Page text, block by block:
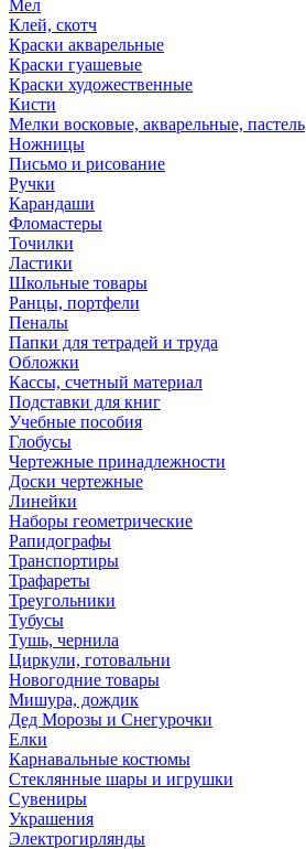
Мел
Клей, скотч
Краски акварельные
Краски гуашевые
Краски художественные
Кисти
Мелки восковые, акварельные, пастель
Ножницы
Письмо и рисование
Ручки
Карандаши
Фломастеры
Точилки
Ластики
Школьные товары
Ранцы, портфели
Пеналы
Папки для тетрадей и труда
Обложки
Кассы, счетный материал
Подставки для книг
Учебные пособия
Глобусы
Чертежные принадлежности
Доски чертежные
Линейки
Наборы геометрические
Рапидографы
Транспортиры
Трафареты
Треугольники
Тубусы
Тушь, чернила
Циркули, готовальни
Новогодние товары
Мишура, дождик
Дед Морозы и Снегурочки
Елки
Карнавальные костюмы
Стеклянные шары и игрушки
Сувениры
Украшения
Электрогирлянды